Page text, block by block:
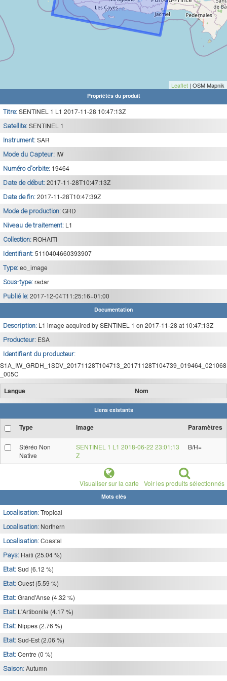
Leaflet | OSM Mapnik
Propriétés du produit
Titre: SENTINEL 1 L1 2017-11-28 10:47:13Z
Satellite: SENTINEL 1
Instrument: SAR
Mode du Capteur: IW
Numéro d'orbite: 19464
Date de début: 2017-11-28T10:47:13Z
Date de fin: 2017-11-28T10:47:39Z
Mode de production: GRD
Niveau de traitement: L1
Collection: ROHAITI
Identifiant: 5110404660393907
Type: eo_image
Sous-type: radar
Publié le: 2017-12-04T11:25:16+01:00
Documentation
Description: L1 image acquired by SENTINEL 1 on 2017-11-28 at 10:47:13Z
Producteur: ESA
Identifiant du producteur:
S1A_IW_GRDH_1SDV_20171128T104713_20171128T104739_019464_021068
_005C
Langue Nom
Liens existants
Type Image Paramètres
Stéréo Non
Native
SENTINEL 1 L1 2018-06-22 23:01:13
Z
B/H=
Visualiser sur la carte Voir les produits sélectionnés
Mots clés
Localisation: Tropical
Localisation: Northern
Localisation: Coastal
Pays: Haiti (25.04 %)
Etat: Sud (6.12 %)
Etat: Ouest (5.59 %)
Etat: Grand'Anse (4.32 %)
Etat: L'Artibonite (4.17 %)
Etat: Nippes (2.76 %)
Etat: Sud-Est (2.06 %)
Etat: Centre (0 %)
Saison: Autumn